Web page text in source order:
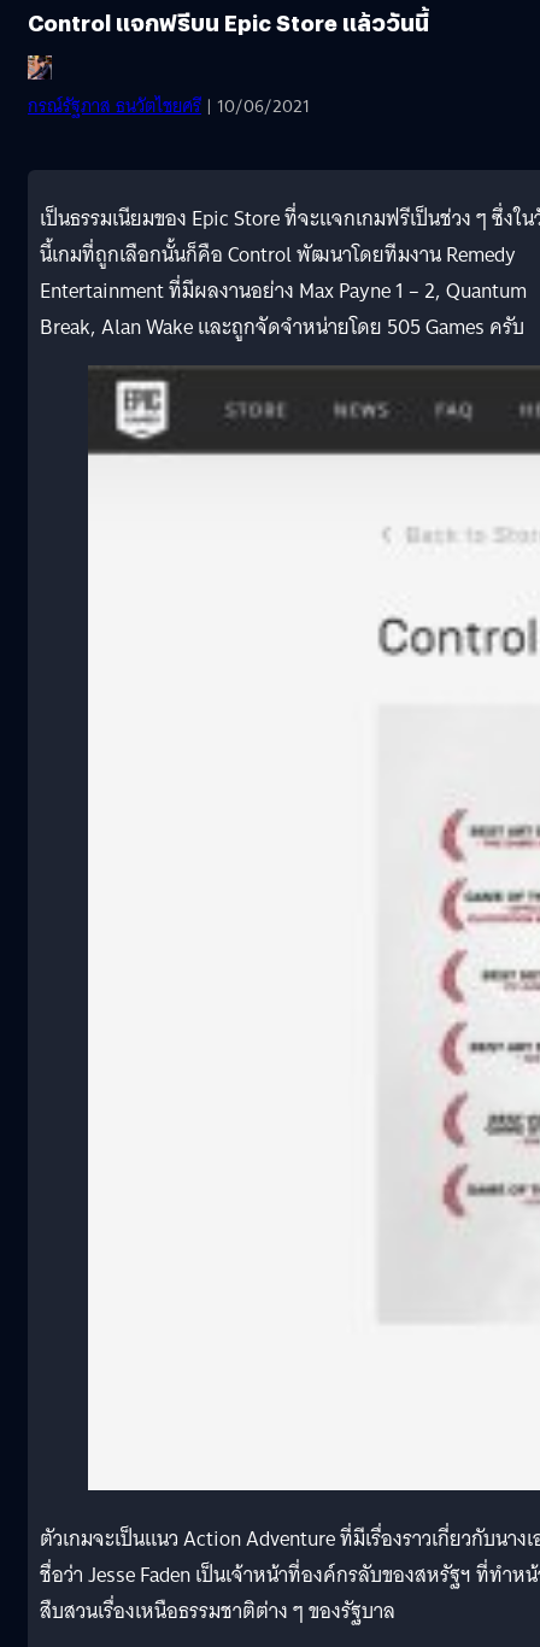
Control แจกฟรีบน Epic Store แล้ววันนี้
กรณ์รัฐภาส ธนวัตไชยศรี | 10/06/2021
เป็นธรรมเนียมของ Epic Store ที่จะแจกเกมฟรีเป็นช่วง ๆ ซึ่งใ
นี้เกมที่ถูกเลือกนั้นก็คือ Control พัฒนาโดยทีมงาน Remedy
Entertainment ที่มีผลงานอย่าง Max Payne 1 – 2, Quantum
Break, Alan Wake และถูกจัดจำหน่ายโดย 505 Games ครับ
ตัวเกมจะเป็นแนว Action Adventure ที่มีเรื่องราวเกี่ยวกับนาง
ชื่อว่า Jesse Faden เป็นเจ้าหน้าที่องค์กรลับของสหรัฐฯ ที่ทำห
สืบสวนเรื่องเหนือธรรมชาติต่าง ๆ ของรัฐบาล